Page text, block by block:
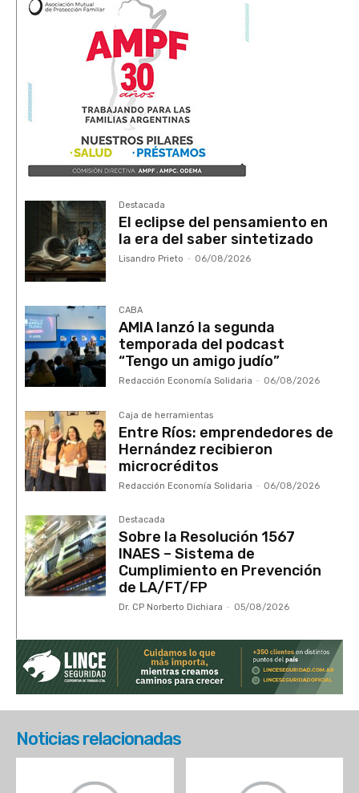
Destacada
El eclipse del pensamiento en
la era del saber sintetizado
Lisandro Prieto - 06/08/2026
CABA
AMIA lanzó la segunda
temporada del podcast
“Tengo un amigo judío”
Redacción Economía Solidaria - 06/08/2026
Caja de herramientas
Entre Ríos: emprendedores de
Hernández recibieron
microcréditos
Redacción Economía Solidaria - 06/08/2026
Destacada
Sobre la Resolución 1567
INAES – Sistema de
Cumplimiento en Prevención
de LA/FT/FP
Dr. CP Norberto Dichiara - 05/08/2026
Noticias relacionadas